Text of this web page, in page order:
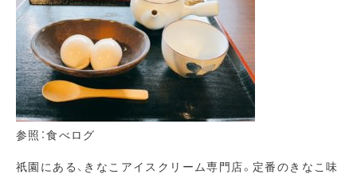
参照：食べログ
祇園にある、きなこアイスクリーム専門店。定番のきなこ味